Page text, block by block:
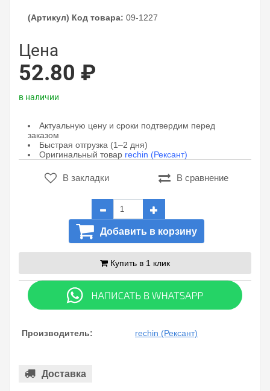
(Артикул) Код товара: 09-1227
Цена
52.80 ₽
в наличии
Актуальную цену и сроки подтвердим перед
заказом
Быстрая отгрузка (1–2 дня)
Оригинальный товар rechin (Рексант)
В закладки В сравнение
Добавить в корзину
Купить в 1 клик
Производитель: rechin (Рексант)
Доставка